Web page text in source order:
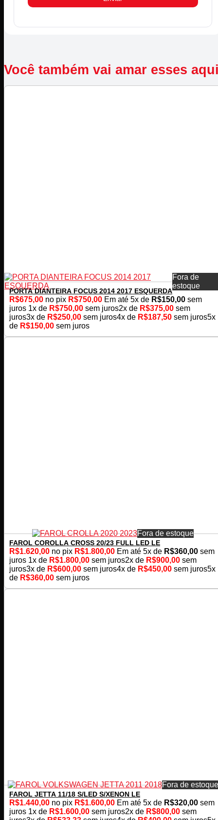
Você também vai amar esses
Fora de
estoque
PORTA DIANTEIRA FOCUS 2014 2017 ESQUERDA
R$675,00 no pix R$750,00 Em até 5x de R$150,00 sem
juros 1x de R$750,00 sem juros2x de R$375,00 sem
juros3x de R$250,00 sem juros4x de R$187,50 sem juros5x
de R$150,00 sem juros
Fora de estoque
FAROL COROLLA CROSS 20/23 FULL LED LE
R$1.620,00 no pix R$1.800,00 Em até 5x de R$360,00 sem
juros 1x de R$1.800,00 sem juros2x de R$900,00 sem
juros3x de R$600,00 sem juros4x de R$450,00 sem juros5x
de R$360,00 sem juros
Fora de estoque
FAROL JETTA 11/18 S/LED S/XENON LE
R$1.440,00 no pix R$1.600,00 Em até 5x de R$320,00 sem
juros 1x de R$1.600,00 sem juros2x de R$800,00 sem